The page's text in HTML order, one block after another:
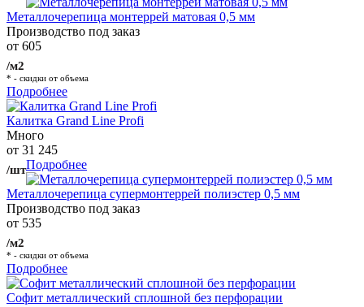
Металлочерепица монтеррей матовая 0,5 мм
Производство под заказ
от 605
/м2
* - скидки от объема
Подробнее
Калитка Grand Line Profi
Много
от 31 245
/штПодробнее
Металлочерепица супермонтеррей полиэстер 0,5 мм
Производство под заказ
от 535
/м2
* - скидки от объема
Подробнее
Софит металлический сплошной без перфорации